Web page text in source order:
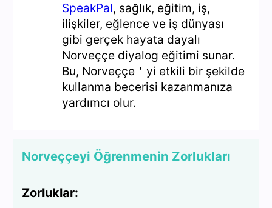
SpeakPal, sağlık, eğitim, iş,
ilişkiler, eğlence ve iş dünyası
gibi gerçek hayata dayalı
Norveççe diyalog eğitimi sunar.
Bu, Norveççe＇yi etkili bir şekilde
kullanma becerisi kazanmanıza
yardımcı olur.
Norveççeyi Öğrenmenin Zorlukları
Zorluklar: